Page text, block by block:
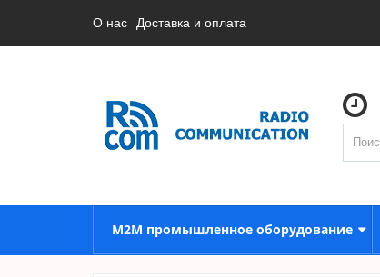
О нас Доставка и оплата
M2M промышленное оборудование